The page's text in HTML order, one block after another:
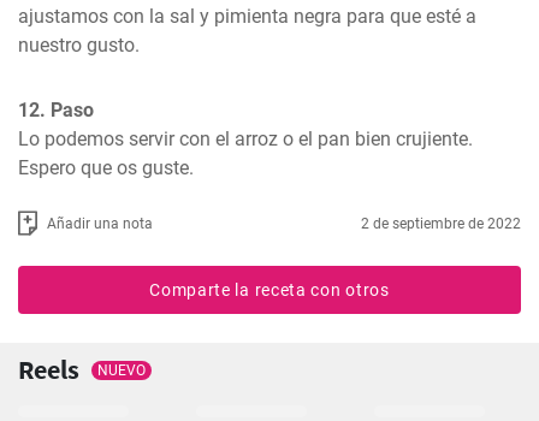
ajustamos con la sal y pimienta negra para que esté a
nuestro gusto.
12. Paso
Lo podemos servir con el arroz o el pan bien crujiente.
Espero que os guste.
Añadir una nota 2 de septiembre de 2022
Comparte la receta con otros
Reels NUEVO